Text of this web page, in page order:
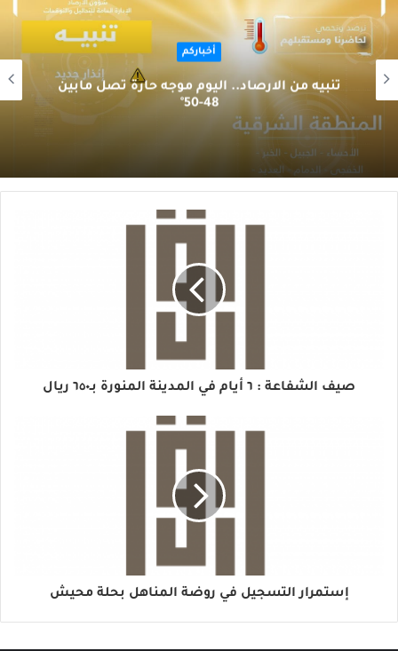
أخباركم
تنبيه من الارصاد.. اليوم موجه حارة تصل مابين
48-50°
صيف الشفاعة : ٦ أيام في المدينة المنورة بـ٦٥٠ ريال
إستمرار التسجيل في روضة المناهل بحلة محيش